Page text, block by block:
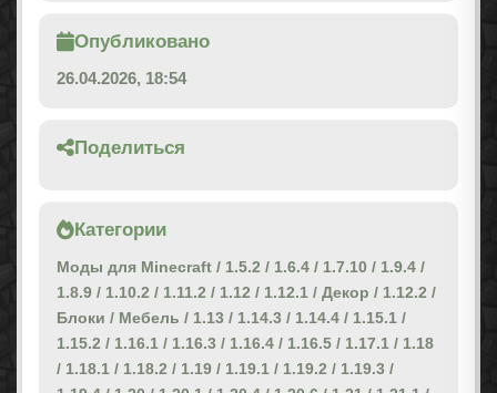
Опубликовано
26.04.2026, 18:54
Поделиться
Категории
Моды для Minecraft / 1.5.2 / 1.6.4 / 1.7.10 / 1.9.4 /
1.8.9 / 1.10.2 / 1.11.2 / 1.12 / 1.12.1 / Декор / 1.12.2 /
Блоки / Мебель / 1.13 / 1.14.3 / 1.14.4 / 1.15.1 /
1.15.2 / 1.16.1 / 1.16.3 / 1.16.4 / 1.16.5 / 1.17.1 / 1.18
/ 1.18.1 / 1.18.2 / 1.19 / 1.19.1 / 1.19.2 / 1.19.3 /